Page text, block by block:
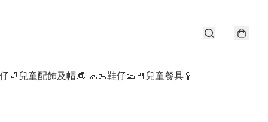
🧦 兒童配飾及帽👒 🧢🥾鞋仔👟 🍴兒童餐具🥄